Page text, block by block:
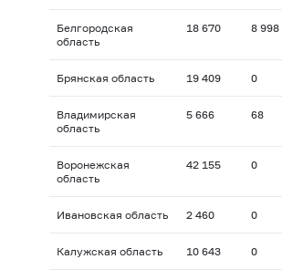
Белгородская
область
18 670 8 998
Брянская область 19 409 0
Владимирская
область
5 666 68
Воронежская
область
42 155 0
Ивановская область 2 460 0
Калужская область 10 643 0